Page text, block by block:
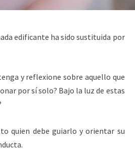
edificante ha sido sustituida por
y reflexione sobre aquello que
por sí solo? Bajo la luz de estas
quien debe guiarlo y orientar su